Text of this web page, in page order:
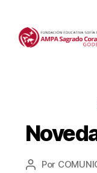
Autor
Por